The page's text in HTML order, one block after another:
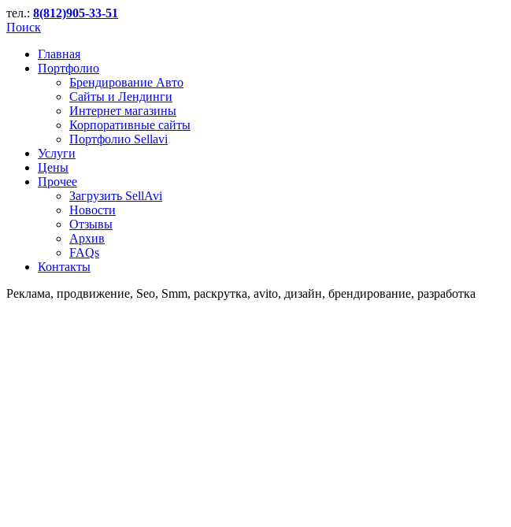
тел.: 8(812)905-33-51
Поиск
Главная
Портфолио
Брендирование Авто
Сайты и Лендинги
Интернет магазины
Корпоративные сайты
Портфолио Sellavi
Услуги
Цены
Прочее
Загрузить SellAvi
Новости
Отзывы
Архив
FAQs
Контакты
Реклама, продвижение, Seo, Smm, раскрутка, avito, дизайн, брендирование, разработка